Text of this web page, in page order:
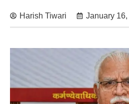
Harish Tiwari January